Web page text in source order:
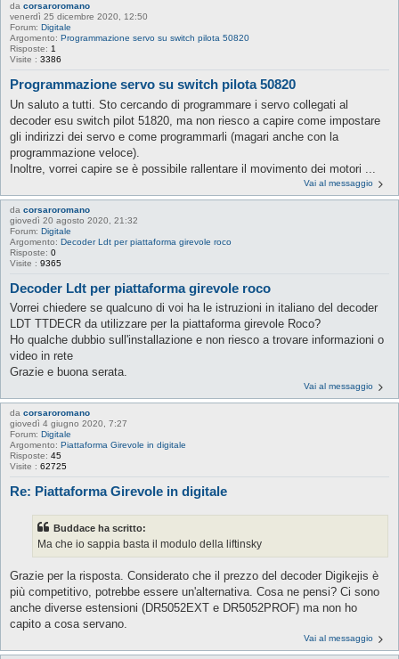
da corsaroromano
venerdì 25 dicembre 2020, 12:50
Forum: Digitale
Argomento: Programmazione servo su switch pilota 50820
Risposte: 1
Visite : 3386
Programmazione servo su switch pilota 50820
Un saluto a tutti. Sto cercando di programmare i servo collegati al
decoder esu switch pilot 51820, ma non riesco a capire come impostare
gli indirizzi dei servo e come programmarli (magari anche con la
programmazione veloce).
Inoltre, vorrei capire se è possibile rallentare il movimento dei motori ...
Vai al messaggio
da corsaroromano
giovedì 20 agosto 2020, 21:32
Forum: Digitale
Argomento: Decoder Ldt per piattaforma girevole roco
Risposte: 0
Visite : 9365
Decoder Ldt per piattaforma girevole roco
Vorrei chiedere se qualcuno di voi ha le istruzioni in italiano del decoder
LDT TTDECR da utilizzare per la piattaforma girevole Roco?
Ho qualche dubbio sull'installazione e non riesco a trovare informazioni o
video in rete
Grazie e buona serata.
Vai al messaggio
da corsaroromano
giovedì 4 giugno 2020, 7:27
Forum: Digitale
Argomento: Piattaforma Girevole in digitale
Risposte: 45
Visite : 62725
Re: Piattaforma Girevole in digitale
Buddace ha scritto:
Ma che io sappia basta il modulo della liftinsky
Grazie per la risposta. Considerato che il prezzo del decoder Digikejis è
più competitivo, potrebbe essere un'alternativa. Cosa ne pensi? Ci sono
anche diverse estensioni (DR5052EXT e DR5052PROF) ma non ho
capito a cosa servano.
Vai al messaggio